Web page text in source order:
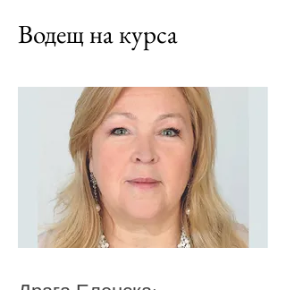
Водещ на курса